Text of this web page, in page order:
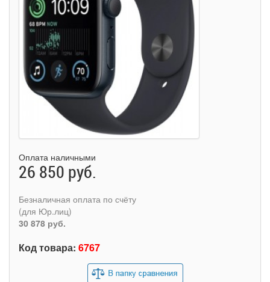
Оплата наличными
26 850 руб.
Безналичная оплата по счёту
(для Юр.лиц)
30 878 руб.
Код товара: 6767